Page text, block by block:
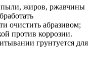
жиров, ржавчины
очистить абразивом;
против коррозии.
грунтуется для